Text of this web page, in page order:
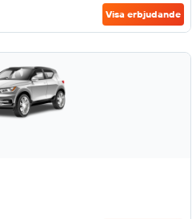
Visa erbjudande